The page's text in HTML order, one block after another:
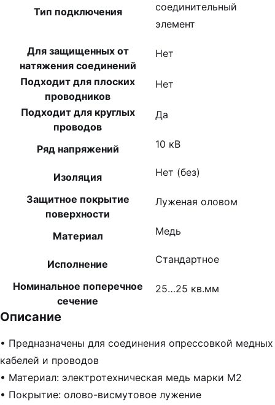
Тип подключения
соединительный
элемент
Для защищенных от
натяжения соединений
Нет
Подходит для плоских
проводников
Нет
Подходит для круглых
проводов
Да
Ряд напряжений 10 кВ
Изоляция Нет (без)
Защитное покрытие
поверхности
Луженая оловом
Материал Медь
Исполнение Стандартное
Номинальное поперечное
сечение
25…25 кв.мм
Описание
• Предназначены для соединения опрессовкой медных
кабелей и проводов
• Материал: электротехническая медь марки М2
• Покрытие: олово-висмутовое лужение